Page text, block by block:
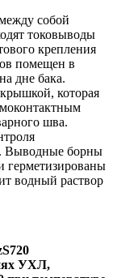
собой
токовыводы
крепления
помещен в
дне бака.
которая
шва.
Выводные борны
герметизированы
водный раствор
УХЛ,